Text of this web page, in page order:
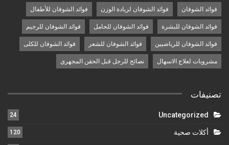
فوائد الشوفان فوائد الشوفان لزيادة الوزن فوائد الشوفان للأطفال
فوائد الشوفان للبشرة فوائد الشوفان للحامل فوائد الشوفان للرجيم
فوائد الشوفان للرياضيين فوائد الشوفان للشعر فوائد الشوفان للكلى
مشروبات لعلاج الاسهال نصائح للرجل قبل الحقن المجهري
تصنيفات
Uncategorized
24
أكلات صحية 120